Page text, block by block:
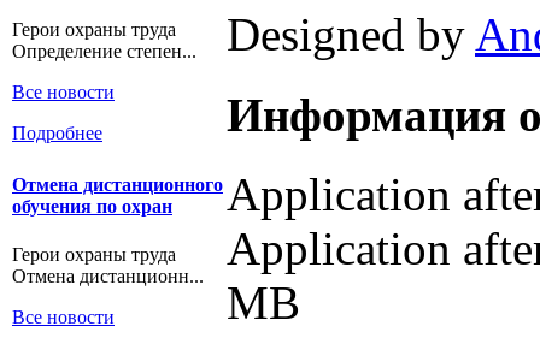
Герои охраны труда
Определение степен...
Все новости
Подробнее
Отмена дистанционного
обучения по охран
Герои охраны труда
Отмена дистанционн...
Все новости
Designed by
Информация
Application
Application
MB